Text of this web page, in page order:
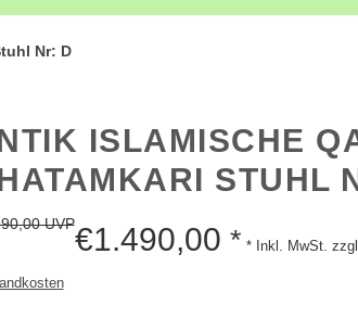
Nr: D
ISLAMISCHE
STUHL
UVP€1.490,00 * * Inkl. MwSt.